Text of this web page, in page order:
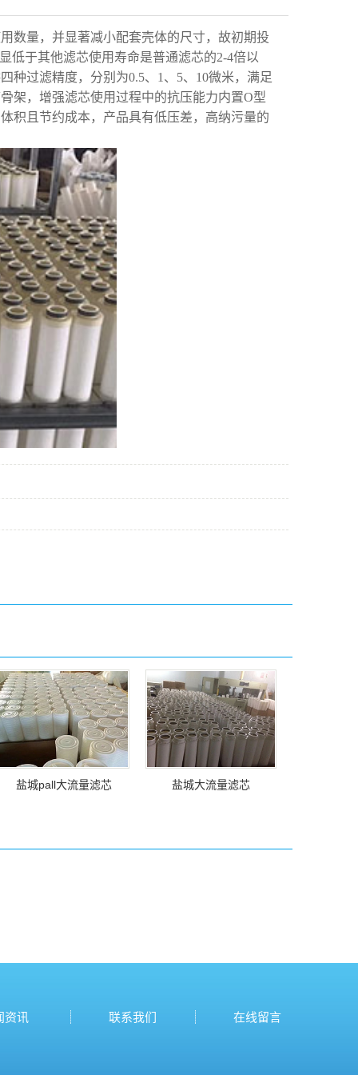
数量，并显著减小配套壳体的尺寸，故初期投
低于其他滤芯使用寿命是普通滤芯的2-4倍以
种过滤精度，分别为0.5、1、5、10微米，满足
架，增强滤芯使用过程中的抗压能力内置O型
积且节约成本，产品具有低压差，高纳污量的
盐城pall大流量滤芯 盐城大流量滤芯
资讯 联系我们 在线留言